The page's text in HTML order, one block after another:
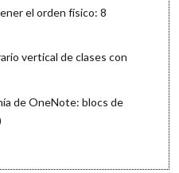
el orden físico: 8
vertical de clases con
de OneNote: blocs de